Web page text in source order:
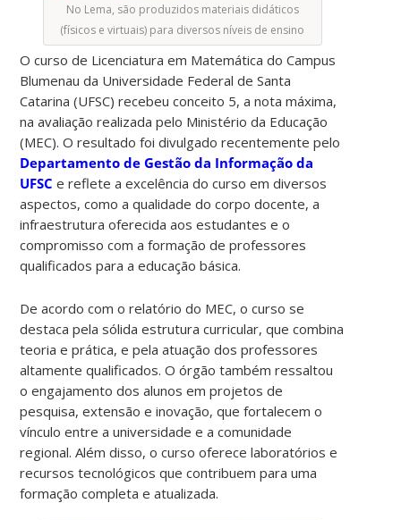
No Lema, são produzidos materiais didáticos
(físicos e virtuais) para diversos níveis de ensino
O curso de Licenciatura em Matemática do Campus
Blumenau da Universidade Federal de Santa
Catarina (UFSC) recebeu conceito 5, a nota máxima,
na avaliação realizada pelo Ministério da Educação
(MEC). O resultado foi divulgado recentemente pelo
Departamento de Gestão da Informação da
UFSC e reflete a excelência do curso em diversos
aspectos, como a qualidade do corpo docente, a
infraestrutura oferecida aos estudantes e o
compromisso com a formação de professores
qualificados para a educação básica.
De acordo com o relatório do MEC, o curso se
destaca pela sólida estrutura curricular, que combina
teoria e prática, e pela atuação dos professores
altamente qualificados. O órgão também ressaltou
o engajamento dos alunos em projetos de
pesquisa, extensão e inovação, que fortalecem o
vínculo entre a universidade e a comunidade
regional. Além disso, o curso oferece laboratórios e
recursos tecnológicos que contribuem para uma
formação completa e atualizada.